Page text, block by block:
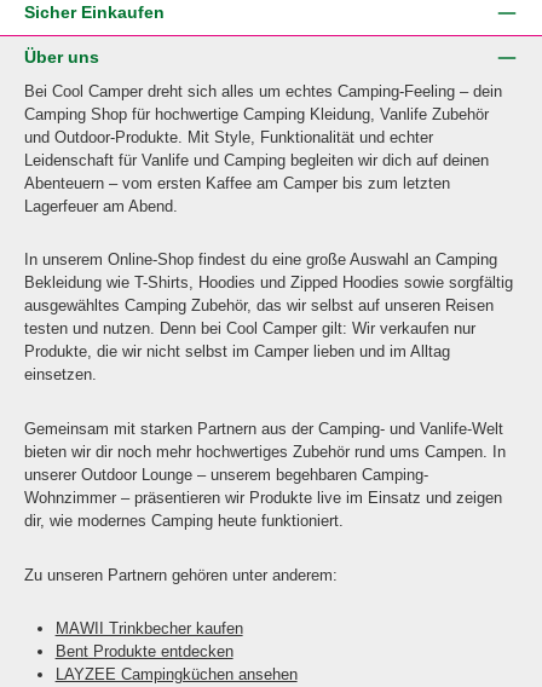
Sicher Einkaufen
Über uns
Bei Cool Camper dreht sich alles um echtes Camping-Feeling – dein
Camping Shop für hochwertige Camping Kleidung, Vanlife Zubehör
und Outdoor-Produkte. Mit Style, Funktionalität und echter
Leidenschaft für Vanlife und Camping begleiten wir dich auf deinen
Abenteuern – vom ersten Kaffee am Camper bis zum letzten
Lagerfeuer am Abend.
In unserem Online-Shop findest du eine große Auswahl an Camping
Bekleidung wie T-Shirts, Hoodies und Zipped Hoodies sowie sorgfältig
ausgewähltes Camping Zubehör, das wir selbst auf unseren Reisen
testen und nutzen. Denn bei Cool Camper gilt: Wir verkaufen nur
Produkte, die wir nicht selbst im Camper lieben und im Alltag
einsetzen.
Gemeinsam mit starken Partnern aus der Camping- und Vanlife-Welt
bieten wir dir noch mehr hochwertiges Zubehör rund ums Campen. In
unserer Outdoor Lounge – unserem begehbaren Camping-
Wohnzimmer – präsentieren wir Produkte live im Einsatz und zeigen
dir, wie modernes Camping heute funktioniert.
Zu unseren Partnern gehören unter anderem:
MAWII Trinkbecher kaufen
Bent Produkte entdecken
LAYZEE Campingküchen ansehen